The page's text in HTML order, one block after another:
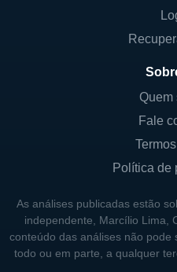
Quem
Fale
Política de
As análises publicadas estão
independente, Marcílio Lima,
conteúdo das análises não
todo ou em parte, a qualquer